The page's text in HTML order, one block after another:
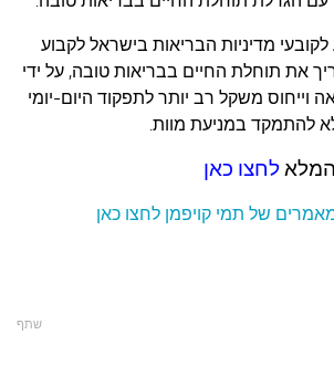
מדיניות הבריאות בישראל לקבוע
את תוחלת החיים בבריאות טובה, על ידי
משקל רב יותר לתפקוד היום-יומי
להתמקד במניעת מוות.
לחצו כאן
של תמי קויפמן לחצו כאן
שתף